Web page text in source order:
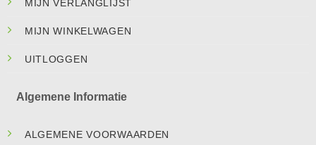
MIJN VERLANGLIJST
MIJN WINKELWAGEN
UITLOGGEN
Algemene Informatie
ALGEMENE VOORWAARDEN